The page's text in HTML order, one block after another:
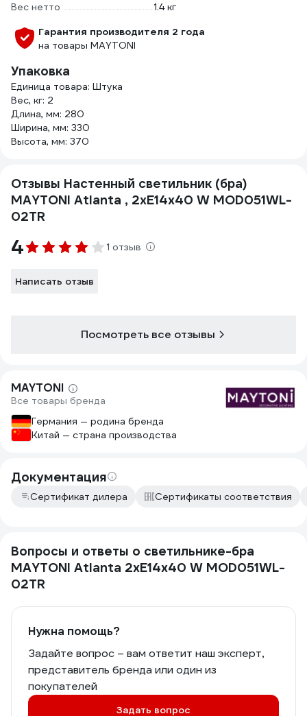
Вес нетто
1.4 кг
Гарантия производителя 2 года
на товары MAYTONI
Упаковка
Единица товара: Штука
Вес, кг: 2
Длина, мм: 280
Ширина, мм: 330
Высота, мм: 370
Отзывы Настенный светильник (бра)
MAYTONI Atlanta , 2хE14x40 W MOD051WL-
02TR
4 1 отзыв
Написать отзыв
Посмотреть все отзывы
MAYTONI
Все товары бренда
Германия — родина бренда
Китай — страна производства
Документация
Сертификат дилера Сертификаты соответствия
Вопросы и ответы о светильнике-бра
MAYTONI Atlanta 2хE14x40 W MOD051WL-
02TR
Нужна помощь?
Задайте вопрос – вам ответит наш эксперт,
представитель бренда или один из
покупателей
Задать вопрос